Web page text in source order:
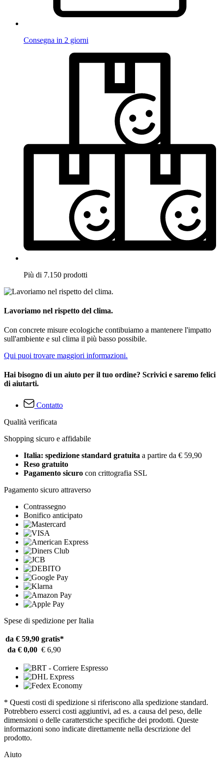
Consegna in 2 giorni
Più di 7.150 prodotti
Lavoriamo nel rispetto del clima.
Con concrete misure ecologiche contibuiamo a mantenere l'impatto
sull'ambiente e sul clima il più basso possibile.
Qui puoi trovare maggiori informazioni.
Hai bisogno di un aiuto per il tuo ordine? Scrivici e saremo felici
di aiutarti.
Contatto
Qualità verificata
Shopping sicuro e affidabile
Italia: spedizione standard gratuita a partire da € 59,90
Reso gratuito
Pagamento sicuro con crittografia SSL
Pagamento sicuro attraverso
Contrassegno
Bonifico anticipato
Spese di spedizione per Italia
da € 59,90 gratis*
da € 0,00 € 6,90
* Questi costi di spedizione si riferiscono alla spedizione standard.
Potrebbero esserci costi aggiuntivi, ad es. a causa del peso, delle
dimensioni o delle caratterstiche specifiche dei prodotti. Queste
informazioni sono indicate direttamente nella descrizione del
prodotto.
Aiuto